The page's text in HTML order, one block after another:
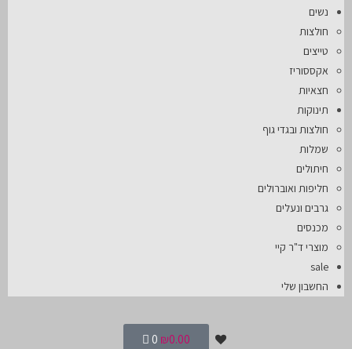
נשים
חולצות
טייצים
אקססוריז
חצאיות
תינוקות
חולצות ובגדי גוף
שמלות
חיתולים
חליפות ואוברולים
גרבים ונעלים
מכנסים
מוצרי ד"ר קיי
sale
החשבון שלי
₪0.00
0